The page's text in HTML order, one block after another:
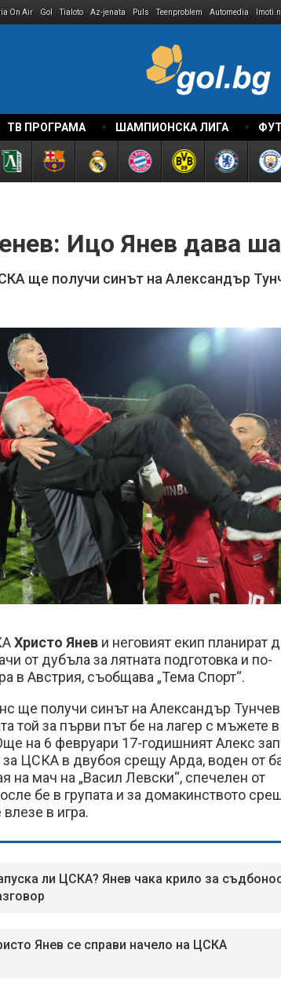
On Air Gol Tialoto Az-jenata Puls Teenproblem Automedia
ТВ ПРОГРАМА ШАМПИОНСКА ЛИГА
Ицо Янев дава
ще получи синът на Александър
Христо Янев и неговият екип планират
от дубъла за лятната подготовка и по-
в Австрия, съобщава „Тема Спорт“.
ще получи синът на Александър Тунчев
той за първи път бе на лагер с мъжете в
на 6 февруари 17-годишният Алекс
ЦСКА в двубоя срещу Арда, воден от
на мач на „Васил Левски“, спечелен от
бе в групата и за домакинството
в игра.
ли ЦСКА? Янев чака крило за
Янев се справи начело на ЦСКА